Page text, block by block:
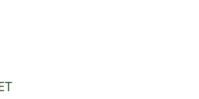
Facebook
with Twitter